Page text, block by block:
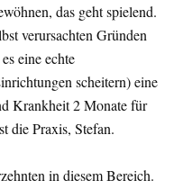
das geht spielend.
verursachten Gründen
eine echte
scheitern) eine
Krankheit 2 Monate für
die Praxis, Stefan.
in diesem Bereich.